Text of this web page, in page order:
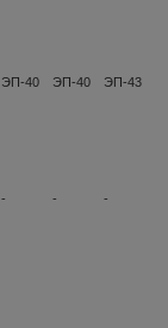
ЭП-40 ЭП-40 ЭП-43
- - -